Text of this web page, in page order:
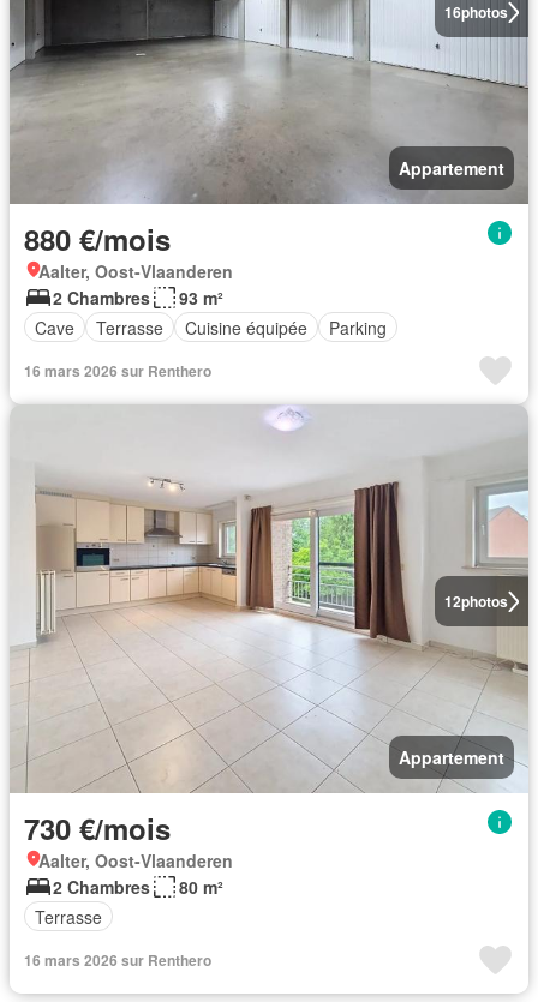
16photos
Appartement
880 €/mois
Aalter, Oost-Vlaanderen
2 Chambres
93 m²
Cave
Terrasse Cuisine équipée Parking
16 mars 2026 sur Renthero
12photos
Appartement
730 €/mois
Aalter, Oost-Vlaanderen
2 Chambres
80 m²
Terrasse
16 mars 2026 sur Renthero